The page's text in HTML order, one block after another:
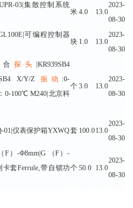
03|集散控制系统
米 4.0 13.0
2023-
08-30
可编程控制器
块 1.0 13.0
2023-
08-30
合探头 |KR939SB4
X/Y/Z 振动 :0-
0-100℃ M240|北京科
个 3.0 13.0
2023-
08-30
01|仪表保护箱YXWQ套 100.013.0
2023-
08-30
F）-Φ8mm|G （F）-
套Ferrule,带自锁功个 50.0 13.0
2023-
08-30